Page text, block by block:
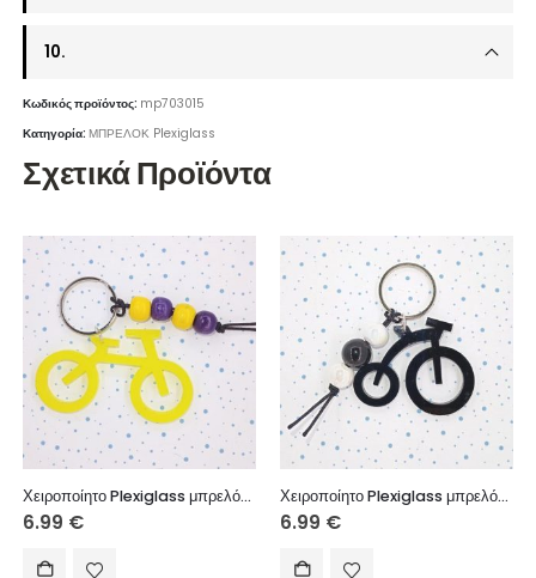
10.
Κωδικός προϊόντος: mp703015
Κατηγορία:ΜΠΡΕΛΟΚ Plexiglass
Σχετικά Προϊόντα
Χειροποίητο Plexiglass μπρελόκ με ξύλινες χάντρες.
6.99 €
Χειροποίητο Plexiglass μπρελόκ με κεραμικές χάντρες.
6.99 €